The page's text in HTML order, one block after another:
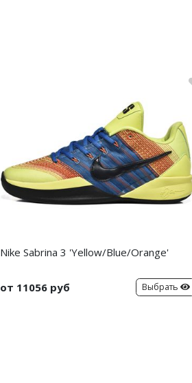
Nike Sabrina 3 'Yellow/Blue/Orange'
от 11056 руб Выбрать